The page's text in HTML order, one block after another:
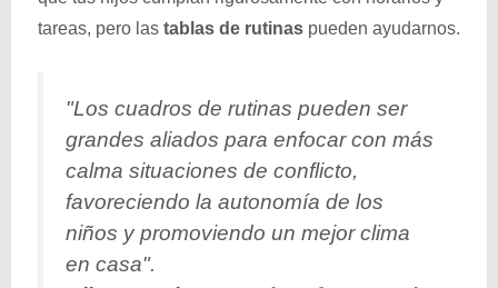
tareas, pero las tablas de rutinas pueden ayudarnos.
"Los cuadros de rutinas pueden ser
grandes aliados para enfocar con más
calma situaciones de conflicto,
favoreciendo la autonomía de los
niños y promoviendo un mejor clima
en casa".